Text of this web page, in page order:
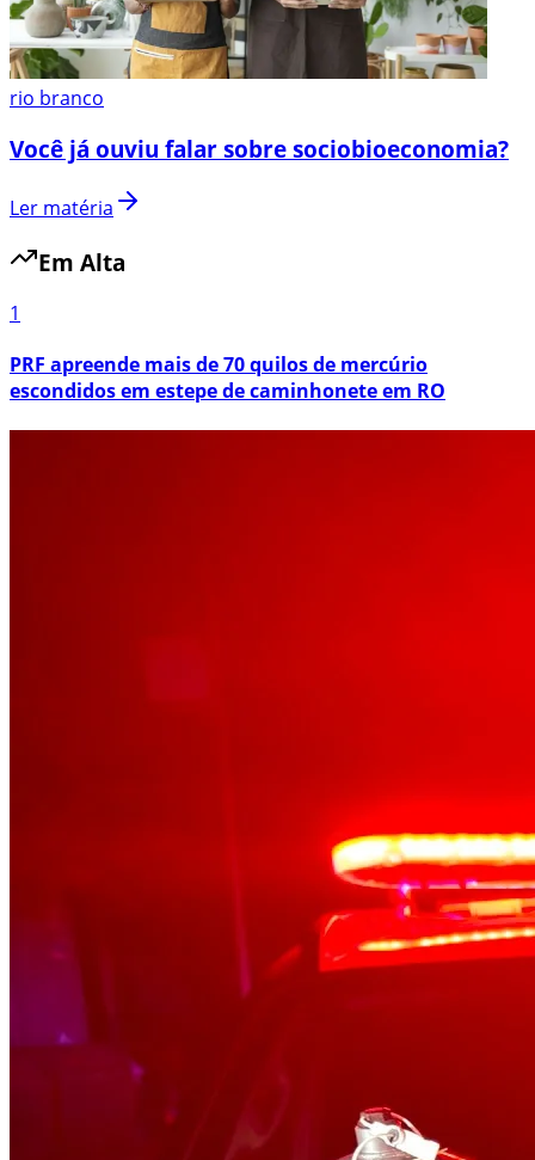
rio branco
Você já ouviu falar sobre sociobioeconomia?
Ler matéria
Em Alta
1
PRF apreende mais de 70 quilos de mercúrio
escondidos em estepe de caminhonete em RO